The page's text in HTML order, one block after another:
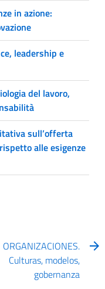
in azione:
leadership e
del lavoro,
sull’offerta
alle esigenze
ORGANIZACIONES.
Culturas, modelos,
gobernanza